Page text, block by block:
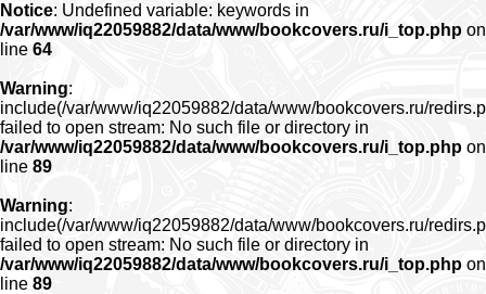
Notice: Undefined variable: keywords in
/var/www/iq22059882/data/www/bookcovers.ru/i_top.php on
line 64
Warning:
include(/var/www/iq22059882/data/www/bookcovers.ru/
failed to open stream: No such file or directory in
/var/www/iq22059882/data/www/bookcovers.ru/i_top.php on
line 89
Warning:
include(/var/www/iq22059882/data/www/bookcovers.ru/
failed to open stream: No such file or directory in
/var/www/iq22059882/data/www/bookcovers.ru/i_top.php on
line 89